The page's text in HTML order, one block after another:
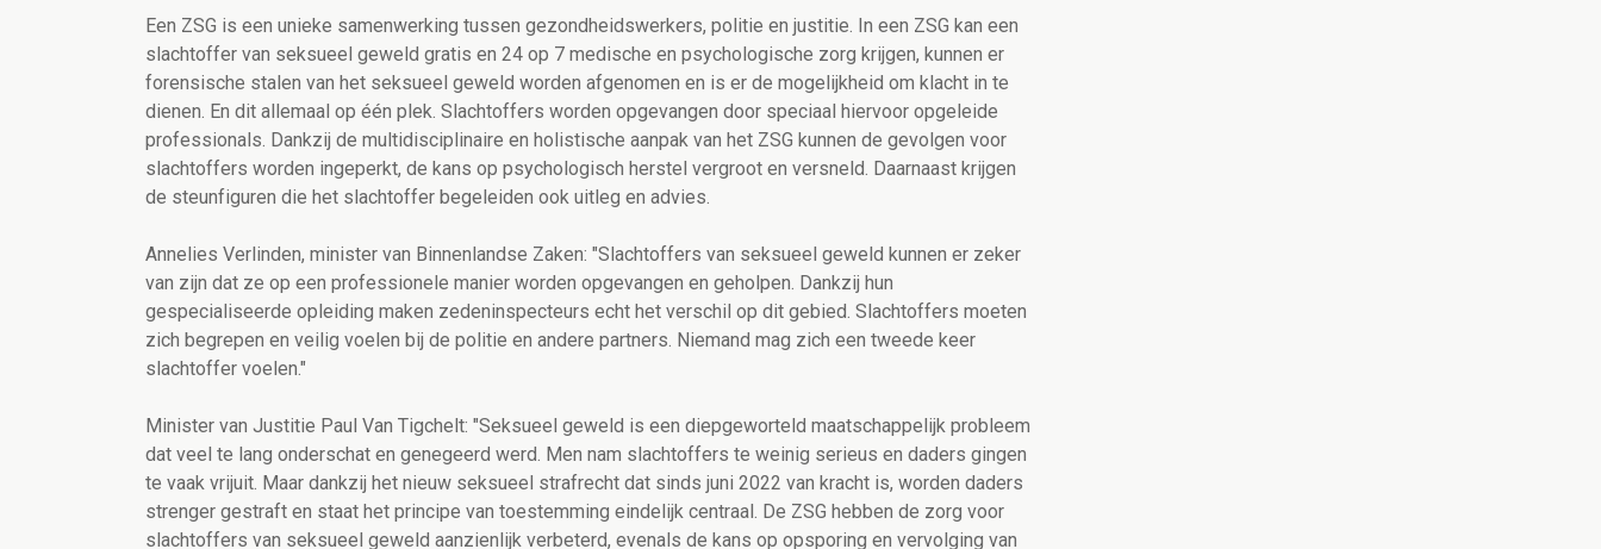
Een ZSG is een unieke samenwerking tussen gezondheidswerkers, politie en justitie. In een ZSG kan een
slachtoffer van seksueel geweld gratis en 24 op 7 medische en psychologische zorg krijgen, kunnen er
forensische stalen van het seksueel geweld worden afgenomen en is er de mogelijkheid om klacht in te
dienen. En dit allemaal op één plek. Slachtoffers worden opgevangen door speciaal hiervoor opgeleide
professionals. Dankzij de multidisciplinaire en holistische aanpak van het ZSG kunnen de gevolgen voor
slachtoffers worden ingeperkt, de kans op psychologisch herstel vergroot en versneld. Daarnaast krijgen
de steunfiguren die het slachtoffer begeleiden ook uitleg en advies.
Annelies Verlinden, minister van Binnenlandse Zaken: "Slachtoffers van seksueel geweld kunnen er zeker
van zijn dat ze op een professionele manier worden opgevangen en geholpen. Dankzij hun
gespecialiseerde opleiding maken zedeninspecteurs echt het verschil op dit gebied. Slachtoffers moeten
zich begrepen en veilig voelen bij de politie en andere partners. Niemand mag zich een tweede keer
slachtoffer voelen."
Minister van Justitie Paul Van Tigchelt: "Seksueel geweld is een diepgeworteld maatschappelijk probleem
dat veel te lang onderschat en genegeerd werd. Men nam slachtoffers te weinig serieus en daders gingen
te vaak vrijuit. Maar dankzij het nieuw seksueel strafrecht dat sinds juni 2022 van kracht is, worden daders
strenger gestraft en staat het principe van toestemming eindelijk centraal. De ZSG hebben de zorg voor
slachtoffers van seksueel geweld aanzienlijk verbeterd, evenals de kans op opsporing en vervolging van